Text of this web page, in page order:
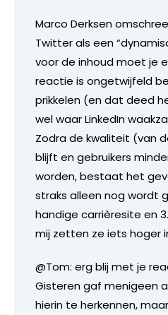
Marco Derksen
Twitter als een
voor de inhoud moet je
reactie is ongetwijfeld
prikkelen (en dat deed
wel waar LinkedIn
Zodra de kwaliteit (van
blijft en gebruikers
worden, bestaat het
straks alleen nog wordt
handige carrièresite en
mij zetten ze iets hoger
@Tom: erg blij met je
Gisteren gaf menigeen
hierin te herkennen,